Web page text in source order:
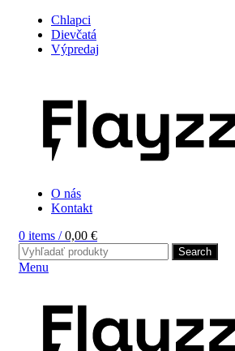
Chlapci
Dievčatá
Výpredaj
O nás
Kontakt
0 items / 0,00 €
Search
Menu